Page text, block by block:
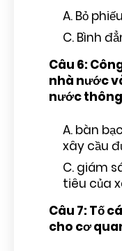
A. Bỏ
C. Bình
Câu 6:
nhà nước
nước
A. bàn
xây cầu
C. giám
tiêu của
Câu 7: Tố
cho cơ